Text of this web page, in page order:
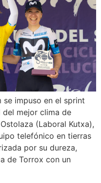
se impuso en el sprint
mejor clima de
(Laboral Kutxa),
telefónico en tierras
por su dureza,
de Torrox con un